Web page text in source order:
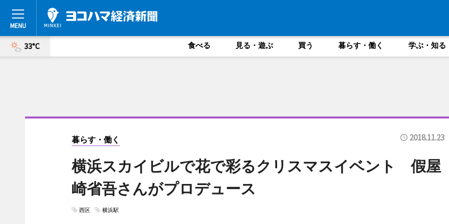
33°C 食べる 見る・遊ぶ 買う 暮らす・働く 学ぶ・知る
暮らす・働く 2018.11.23
横浜スカイビルで花で彩るクリスマスイベント 假屋
崎省吾さんがプロデュース
西区 横浜駅